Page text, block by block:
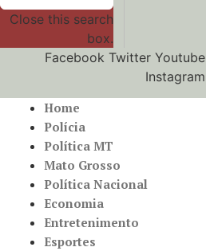
Close this search
box.
Facebook Twitter Youtube
Instagram
Home
Polícia
Política MT
Mato Grosso
Política Nacional
Economia
Entretenimento
Esportes